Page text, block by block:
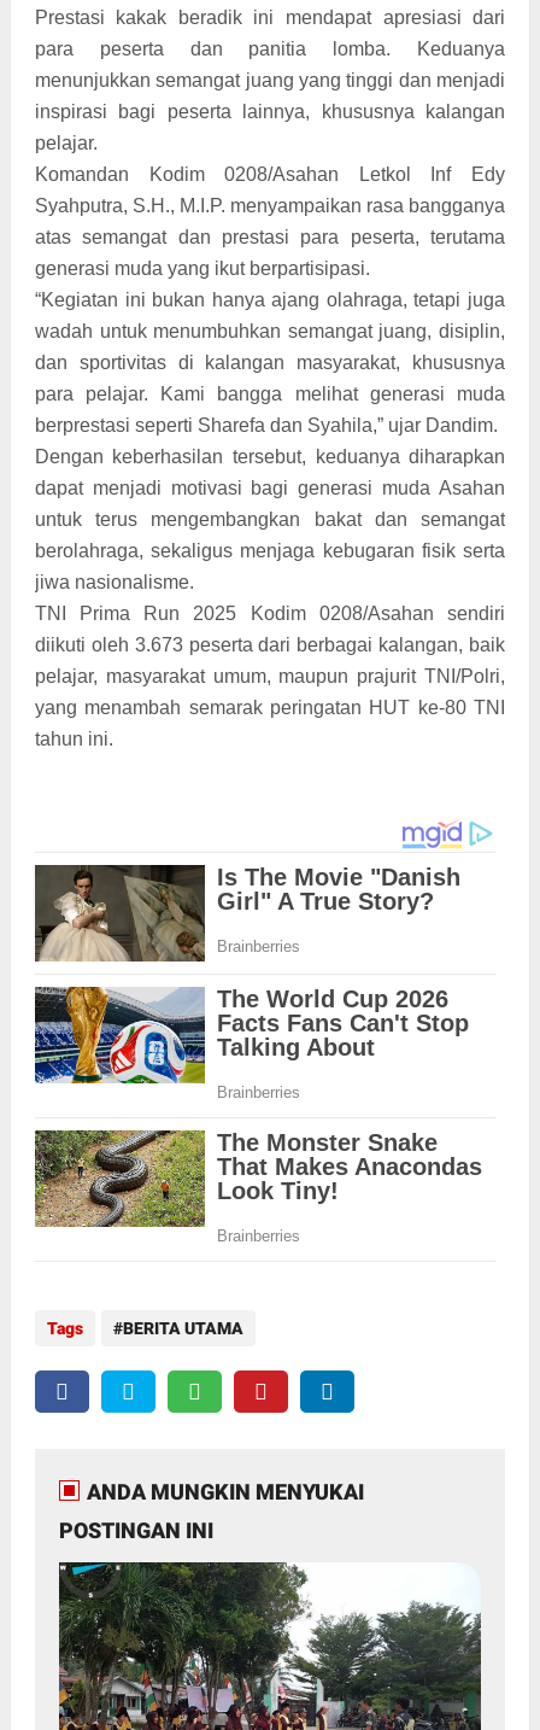
Prestasi kakak beradik ini mendapat apresiasi dari
para peserta dan panitia lomba. Keduanya
menunjukkan semangat juang yang tinggi dan menjadi
inspirasi bagi peserta lainnya, khususnya kalangan
pelajar.
Komandan Kodim 0208/Asahan Letkol Inf Edy
Syahputra, S.H., M.I.P. menyampaikan rasa bangganya
atas semangat dan prestasi para peserta, terutama
generasi muda yang ikut berpartisipasi.
“Kegiatan ini bukan hanya ajang olahraga, tetapi juga
wadah untuk menumbuhkan semangat juang, disiplin,
dan sportivitas di kalangan masyarakat, khususnya
para pelajar. Kami bangga melihat generasi muda
berprestasi seperti Sharefa dan Syahila,” ujar Dandim.
Dengan keberhasilan tersebut, keduanya diharapkan
dapat menjadi motivasi bagi generasi muda Asahan
untuk terus mengembangkan bakat dan semangat
berolahraga, sekaligus menjaga kebugaran fisik serta
jiwa nasionalisme.
TNI Prima Run 2025 Kodim 0208/Asahan sendiri
diikuti oleh 3.673 peserta dari berbagai kalangan, baik
pelajar, masyarakat umum, maupun prajurit TNI/Polri,
yang menambah semarak peringatan HUT ke-80 TNI
tahun ini.
Tags BERITA UTAMA
ANDA MUNGKIN MENYUKAI
POSTINGAN INI